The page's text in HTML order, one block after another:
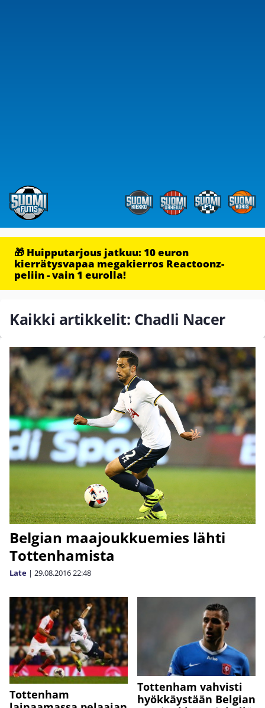
🎁 Huipputarjous jatkuu: 10 euron
kierrätysvapaa megakierros Reactoonz-
peliin - vain 1 eurolla!
Kaikki artikkelit: Chadli Nacer
Belgian maajoukkuemies lähti
Tottenhamista
Late | 29.08.201622:48
Tottenham
Tottenham vahvisti
hyökkäystään Belgian